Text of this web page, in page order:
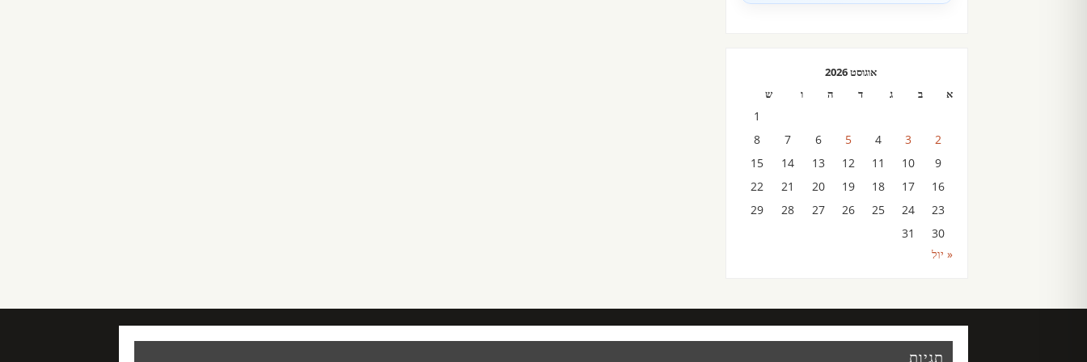
אוגוסט 2026
א
ב ג ד ה ו ש
1
2
3
4
5
6
7
8
9
10
11
12
13
14
15
16
17
18
19
20
21
22
23
24
25
26
27
28
29
30
31
« יול
תגיות